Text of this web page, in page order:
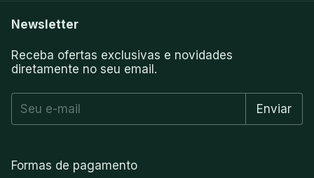
Newsletter
Receba ofertas exclusivas e novidades
diretamente no seu email.
Formas de pagamento